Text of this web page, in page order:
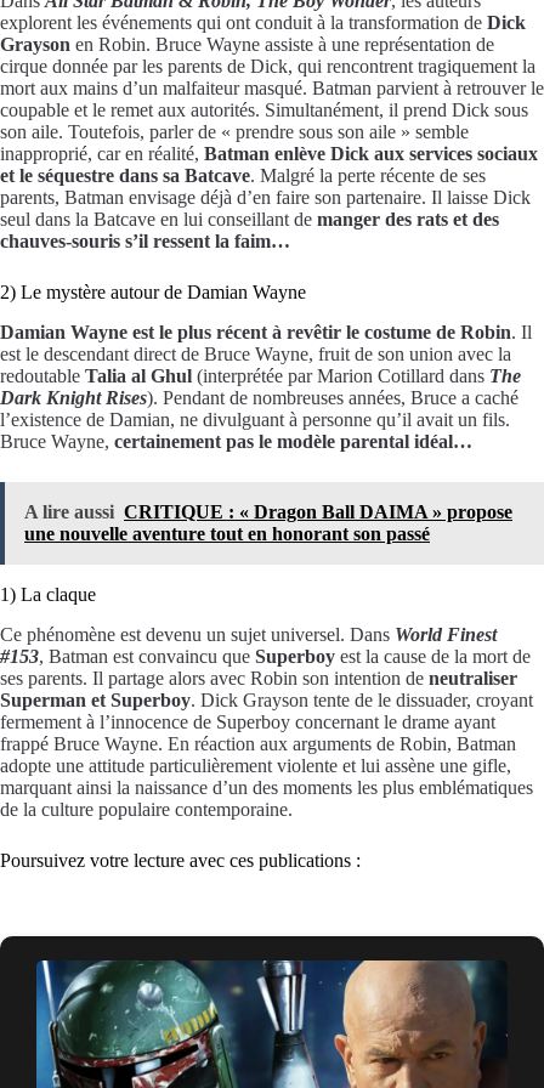
explorent les événements qui ont conduit à la transformation de Dick
Grayson en Robin. Bruce Wayne assiste à une représentation de
cirque donnée par les parents de Dick, qui rencontrent tragiquement la
mort aux mains d’un malfaiteur masqué. Batman parvient à retrouver le
coupable et le remet aux autorités. Simultanément, il prend Dick sous
son aile. Toutefois, parler de « prendre sous son aile » semble
inapproprié, car en réalité, Batman enlève Dick aux services sociaux
et le séquestre dans sa Batcave. Malgré la perte récente de ses
parents, Batman envisage déjà d’en faire son partenaire. Il laisse Dick
seul dans la Batcave en lui conseillant de manger des rats et des
chauves-souris s’il ressent la faim…
2) Le mystère autour de Damian Wayne
Damian Wayne est le plus récent à revêtir le costume de Robin. Il
est le descendant direct de Bruce Wayne, fruit de son union avec la
redoutable Talia al Ghul (interprétée par Marion Cotillard dans The
Dark Knight Rises). Pendant de nombreuses années, Bruce a caché
l’existence de Damian, ne divulguant à personne qu’il avait un fils.
Bruce Wayne, certainement pas le modèle parental idéal…
A lire aussi CRITIQUE : « Dragon Ball DAIMA » propose
une nouvelle aventure tout en honorant son passé
1) La claque
Ce phénomène est devenu un sujet universel. Dans World Finest
#153, Batman est convaincu que Superboy est la cause de la mort de
ses parents. Il partage alors avec Robin son intention de neutraliser
Superman et Superboy. Dick Grayson tente de le dissuader, croyant
fermement à l’innocence de Superboy concernant le drame ayant
frappé Bruce Wayne. En réaction aux arguments de Robin, Batman
adopte une attitude particulièrement violente et lui assène une gifle,
marquant ainsi la naissance d’un des moments les plus emblématiques
de la culture populaire contemporaine.
Poursuivez votre lecture avec ces publications :